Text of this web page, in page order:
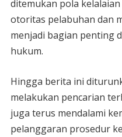
ditemukan pola
otoritas pelabuhan dan
menjadi bagian penting
hukum.
Hingga berita ini
melakukan pencarian
juga terus mendalami
pelanggaran prosedur